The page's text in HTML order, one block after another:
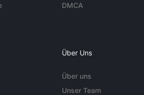
DMCA
Über Uns
Über uns
Unser Team